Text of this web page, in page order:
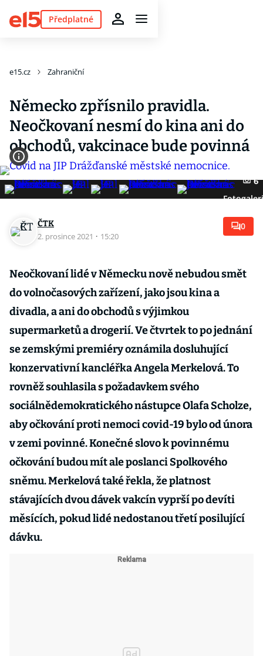
Předplatné
e15.cz Zahraniční
Německo zpřísnilo pravidla.
Neočkovaní nesmí do kina ani do
obchodů, vakcinace bude povinná
6
ČTK
2. prosince 2021 · 15:20
0
Neočkovaní lidé v Německu nově nebudou smět
do volnočasových zařízení, jako jsou kina a
divadla, a ani do obchodů s výjimkou
supermarketů a drogerií. Ve čtvrtek to po jednání
se zemskými premiéry oznámila dosluhující
konzervativní kancléřka Angela Merkelová. To
rovněž souhlasila s požadavkem svého
sociálnědemokratického nástupce Olafa Scholze,
aby očkování proti nemoci covid-19 bylo od února
v zemi povinné. Konečné slovo k povinnému
očkování budou mít ale poslanci Spolkového
sněmu. Merkelová také řekla, že platnost
stávajících dvou dávek vakcín vyprší po devíti
měsících, pokud lidé nedostanou třetí posilující
dávku.